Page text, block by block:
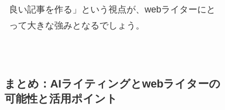
良い記事を作る」という視点が、webライターにと
って大きな強みとなるでしょう。
まとめ：AIライティングとwebライターの
可能性と活用ポイント